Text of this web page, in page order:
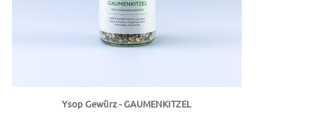
Ysop Gewürz - GAUMENKITZEL